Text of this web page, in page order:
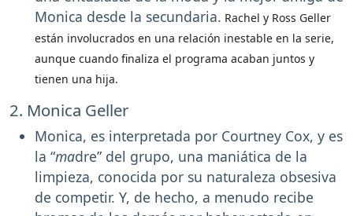
Monica desde la secundaria. Rachel y Ross Geller
están involucrados en una relación inestable en la serie,
aunque cuando finaliza el programa acaban juntos y
tienen una hija.
2. Monica Geller
Monica, es interpretada por Courtney Cox, y es
la “madre” del grupo, una maniática de la
limpieza, conocida por su naturaleza obsesiva
de competir. Y, de hecho, a menudo recibe